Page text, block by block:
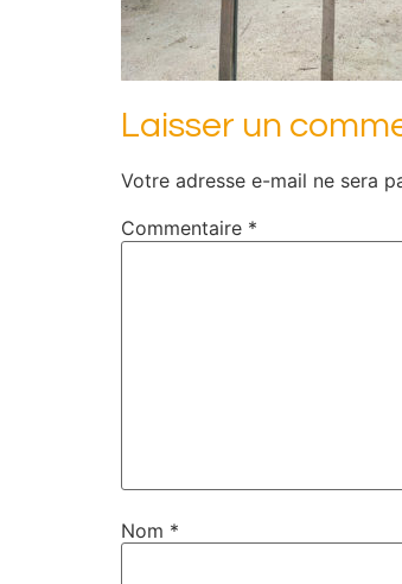
Laisser un
Votre adresse e-mail ne sera
Commentaire *
Nom *